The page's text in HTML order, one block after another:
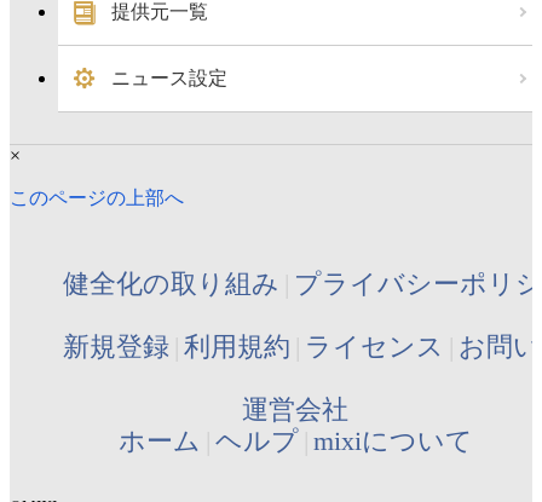
提供元一覧
ニュース設定
×
このページの上部へ
健全化の取り組み プライバシーポリ
新規登録 利用規約 ライセンス お問
運営会社
ホーム ヘルプ mixiについて